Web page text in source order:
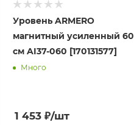
Уровень ARMERO
магнитный усиленный 60
см AI37-060 [170131577]
Много
1 453₽/шт